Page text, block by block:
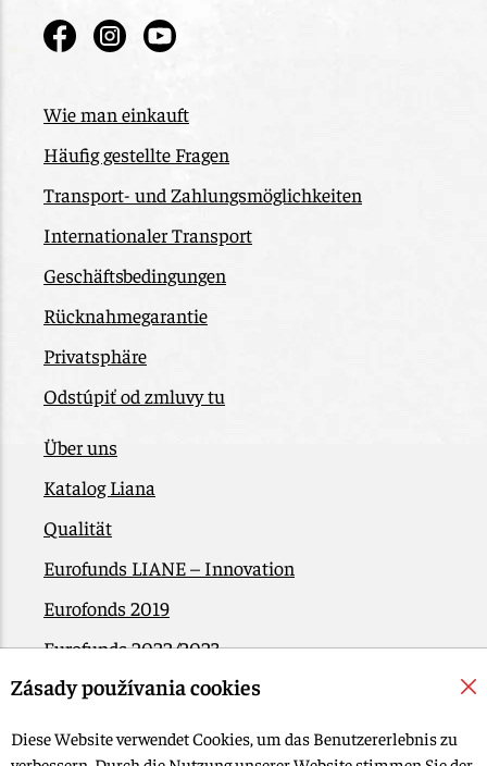
Wie man einkauft
Häufig gestellte Fragen
Transport- und Zahlungsmöglichkeiten
Internationaler Transport
Geschäftsbedingungen
Rücknahmegarantie
Privatsphäre
Odstúpiť od zmluvy tu
Über uns
Katalog Liana
Qualität
Eurofunds LIANE – Innovation
Eurofonds 2019
Eurofunds 2022/2023
EÚ Plán obnovy
Kontakt
Zásady používania cookies
Diese Website verwendet Cookies, um das Benutzererlebnis zu